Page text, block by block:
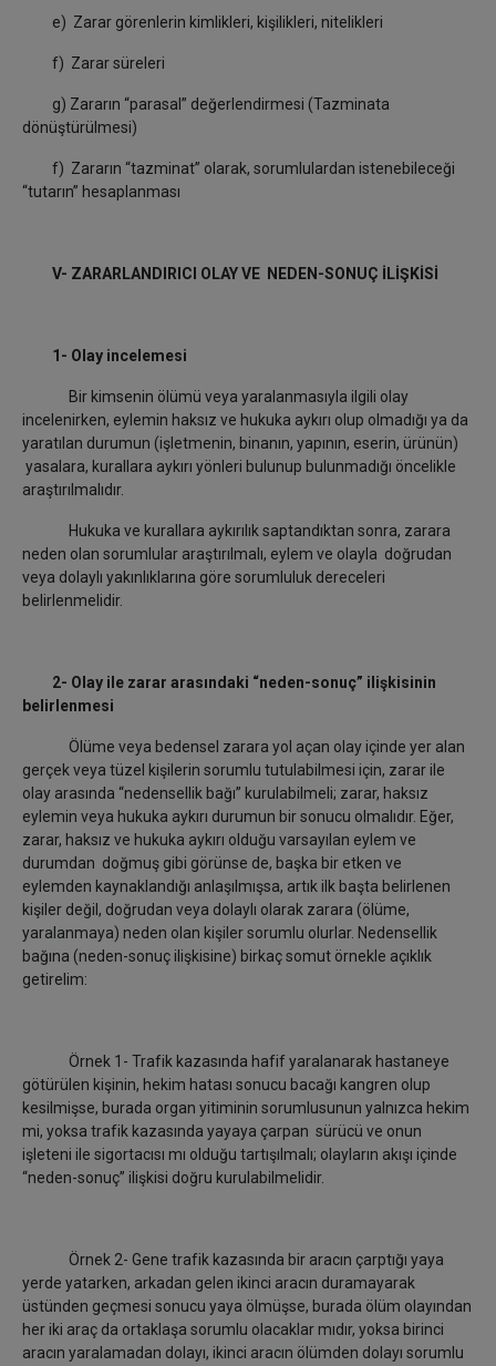
e) Zarar görenlerin kimlikleri, kişilikleri, nitelikleri
f) Zarar süreleri
g) Zararın “parasal” değerlendirmesi (Tazminata
dönüştürülmesi)
f) Zararın “tazminat” olarak, sorumlulardan istenebileceği
“tutarın” hesaplanması
V- ZARARLANDIRICI OLAY VE NEDEN-SONUÇ İLİŞKİSİ
1- Olay incelemesi
Bir kimsenin ölümü veya yaralanmasıyla ilgili olay
incelenirken, eylemin haksız ve hukuka aykırı olup olmadığı ya da
yaratılan durumun (işletmenin, binanın, yapının, eserin, ürünün)
yasalara, kurallara aykırı yönleri bulunup bulunmadığı öncelikle
araştırılmalıdır.
Hukuka ve kurallara aykırılık saptandıktan sonra, zarara
neden olan sorumlular araştırılmalı, eylem ve olayla doğrudan
veya dolaylı yakınlıklarına göre sorumluluk dereceleri
belirlenmelidir.
2- Olay ile zarar arasındaki “neden-sonuç” ilişkisinin
belirlenmesi
Ölüme veya bedensel zarara yol açan olay içinde yer alan
gerçek veya tüzel kişilerin sorumlu tutulabilmesi için, zarar ile
olay arasında “nedensellik bağı” kurulabilmeli; zarar, haksız
eylemin veya hukuka aykırı durumun bir sonucu olmalıdır. Eğer,
zarar, haksız ve hukuka aykırı olduğu varsayılan eylem ve
durumdan doğmuş gibi görünse de, başka bir etken ve
eylemden kaynaklandığı anlaşılmışsa, artık ilk başta belirlenen
kişiler değil, doğrudan veya dolaylı olarak zarara (ölüme,
yaralanmaya) neden olan kişiler sorumlu olurlar. Nedensellik
bağına (neden-sonuç ilişkisine) birkaç somut örnekle açıklık
getirelim:
Örnek 1- Trafik kazasında hafif yaralanarak hastaneye
götürülen kişinin, hekim hatası sonucu bacağı kangren olup
kesilmişse, burada organ yitiminin sorumlusunun yalnızca hekim
mi, yoksa trafik kazasında yayaya çarpan sürücü ve onun
işleteni ile sigortacısı mı olduğu tartışılmalı; olayların akışı içinde
“neden-sonuç” ilişkisi doğru kurulabilmelidir.
Örnek 2- Gene trafik kazasında bir aracın çarptığı yaya
yerde yatarken, arkadan gelen ikinci aracın duramayarak
üstünden geçmesi sonucu yaya ölmüşse, burada ölüm olayından
her iki araç da ortaklaşa sorumlu olacaklar mıdır, yoksa birinci
aracın yaralamadan dolayı, ikinci aracın ölümden dolayı sorumlu